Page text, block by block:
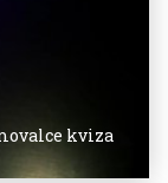
kviza